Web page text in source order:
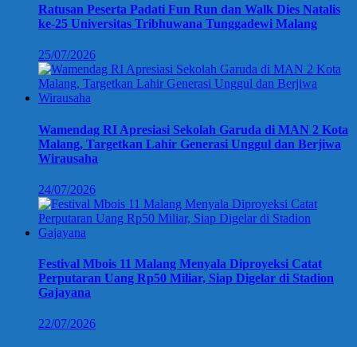
Ratusan Peserta Padati Fun Run dan Walk Dies Natalis
ke-25 Universitas Tribhuwana Tunggadewi Malang
25/07/2026
Wamendag RI Apresiasi Sekolah Garuda di MAN 2 Kota
Malang, Targetkan Lahir Generasi Unggul dan Berjiwa
Wirausaha
24/07/2026
Festival Mbois 11 Malang Menyala Diproyeksi Catat
Perputaran Uang Rp50 Miliar, Siap Digelar di Stadion
Gajayana
22/07/2026